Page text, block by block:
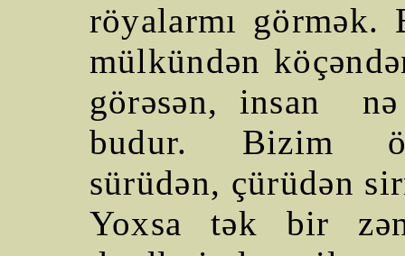
röyalarmı
mülkündən
görəsən, insan
budur. Bizim
sürüdən, çürüdən
Yoxsa tək bir